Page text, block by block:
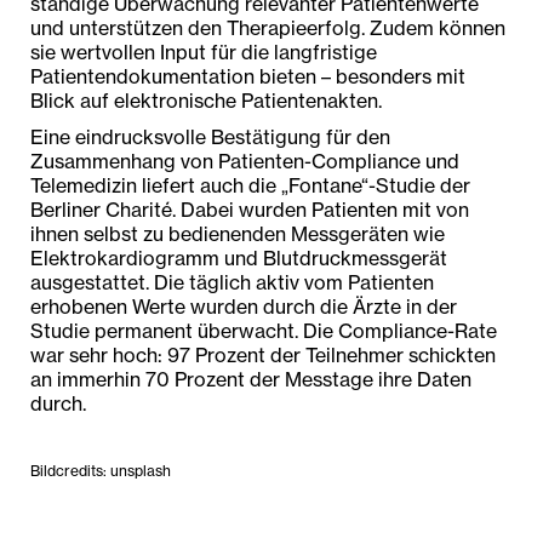
und unterstützen den Therapieerfolg. Zudem können
sie wertvollen Input für die langfristige
Patientendokumentation bieten – besonders mit
Blick auf elektronische Patientenakten.
Eine eindrucksvolle Bestätigung für den
Zusammenhang von Patienten-Compliance und
Telemedizin liefert auch die „Fontane“-Studie der
Berliner Charité. Dabei wurden Patienten mit von
ihnen selbst zu bedienenden Messgeräten wie
Elektrokardiogramm und Blutdruckmessgerät
ausgestattet. Die täglich aktiv vom Patienten
erhobenen Werte wurden durch die Ärzte in der
Studie permanent überwacht. Die Compliance-Rate
war sehr hoch: 97 Prozent der Teilnehmer schickten
an immerhin 70 Prozent der Messtage ihre Daten
durch.
Bildcredits: unsplash